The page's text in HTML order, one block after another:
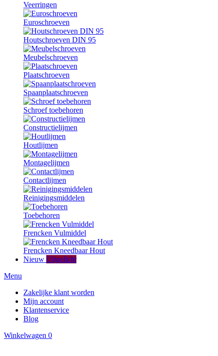
Veerringen
Euroschroeven
Houtschroeven DIN 95
Meubelschroeven
Plaatschroeven
Spaanplaatschroeven
Schroef toebehoren
Constructielijmen
Houtlijmen
Montagelijmen
Contactlijmen
Reinigingsmiddelen
Toebehoren
Frencken Vulmiddel
Frencken Kneedbaar Hout
Nieuw Uitgelicht
Menu
Zakelijke klant worden
Mijn account
Klantenservice
Blog
Winkelwagen 0